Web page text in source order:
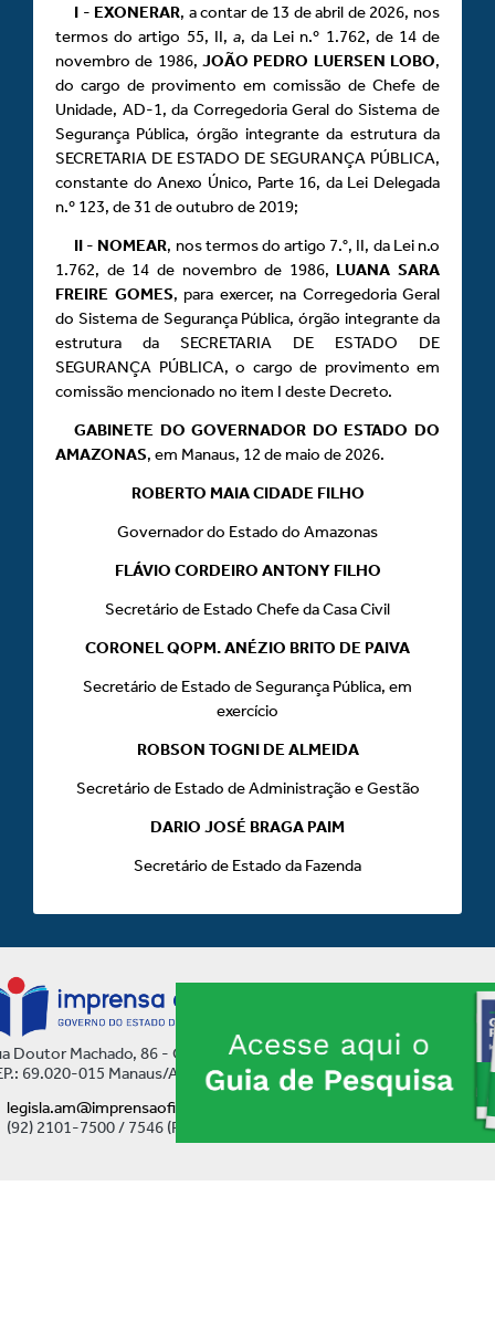
I - EXONERAR, a contar de 13 de abril de 2026, nos
termos do artigo 55, II, a, da Lei n.º 1.762, de 14 de
novembro de 1986, JOÃO PEDRO LUERSEN LOBO,
do cargo de provimento em comissão de Chefe de
Unidade, AD-1, da Corregedoria Geral do Sistema de
Segurança Pública, órgão integrante da estrutura da
SECRETARIA DE ESTADO DE SEGURANÇA PÚBLICA,
constante do Anexo Único, Parte 16, da Lei Delegada
n.º 123, de 31 de outubro de 2019;
II - NOMEAR, nos termos do artigo 7.°, II, da Lei n.o
1.762, de 14 de novembro de 1986, LUANA SARA
FREIRE GOMES, para exercer, na Corregedoria Geral
do Sistema de Segurança Pública, órgão integrante da
estrutura da SECRETARIA DE ESTADO DE
SEGURANÇA PÚBLICA, o cargo de provimento em
comissão mencionado no item I deste Decreto.
GABINETE DO GOVERNADOR DO ESTADO DO
AMAZONAS, em Manaus, 12 de maio de 2026.
ROBERTO MAIA CIDADE FILHO
Governador do Estado do Amazonas
FLÁVIO CORDEIRO ANTONY FILHO
Secretário de Estado Chefe da Casa Civil
CORONEL QOPM. ANÉZIO BRITO DE PAIVA
Secretário de Estado de Segurança Pública, em
exercício
ROBSON TOGNI DE ALMEIDA
Secretário de Estado de Administração e Gestão
DARIO JOSÉ BRAGA PAIM
Secretário de Estado da Fazenda
Doutor Machado, 86 - Centro
69.020-015 Manaus/AM
legisla.am@imprensaoficial.am.gov.br
(92) 2101-7500 / 7546 (Ramal)